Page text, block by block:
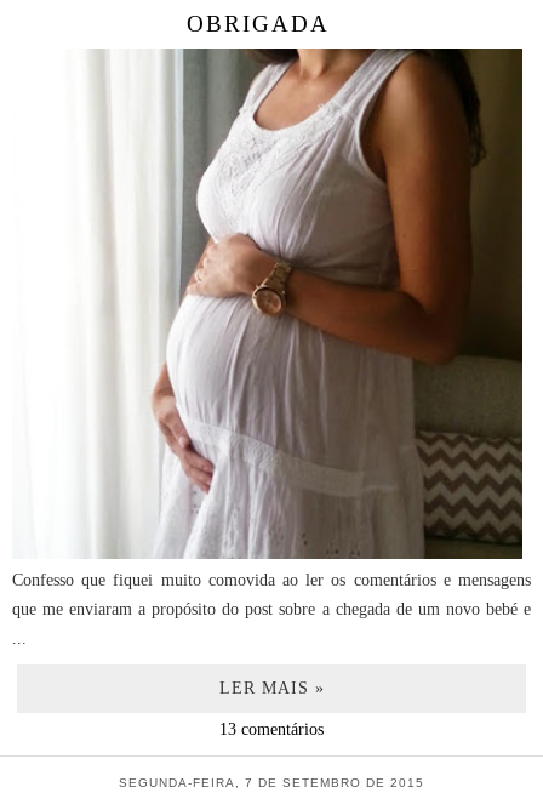
OBRIGADA
Confesso que fiquei muito comovida ao ler os comentários e mensagens
que me enviaram a propósito do post sobre a chegada de um novo bebé e
LER MAIS »
13 comentários
SEGUNDA-FEIRA, 7 DE SETEMBRO DE 2015